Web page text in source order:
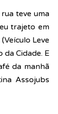
teve uma
trajeto em
Leve
da Cidade. E
da manhã
Assojubs